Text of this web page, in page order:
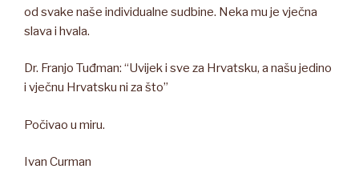
od svake naše individualne sudbine. Neka mu je vječna
slava i hvala.
Dr. Franjo Tuđman: “Uvijek i sve za Hrvatsku, a našu jedino
i vječnu Hrvatsku ni za što”
Počivao u miru.
Ivan Curman